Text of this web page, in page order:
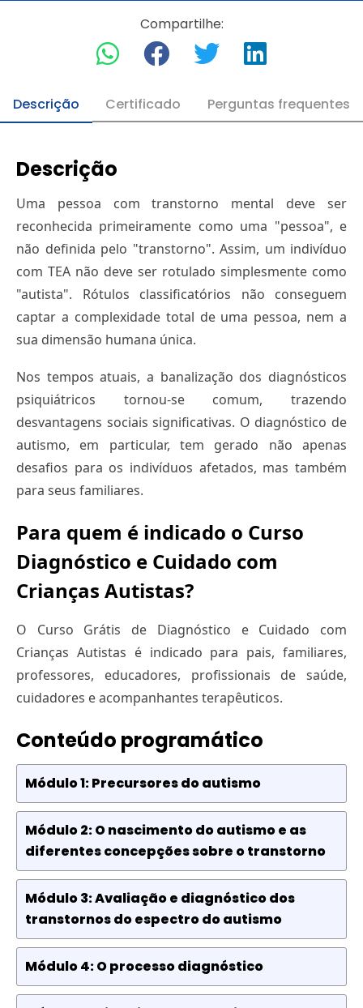
Compartilhe:
Descrição Certificado Perguntas frequentes
Descrição
Uma pessoa com transtorno mental deve ser
reconhecida primeiramente como uma "pessoa", e
não definida pelo "transtorno". Assim, um indivíduo
com TEA não deve ser rotulado simplesmente como
"autista". Rótulos classificatórios não conseguem
captar a complexidade total de uma pessoa, nem a
sua dimensão humana única.
Nos tempos atuais, a banalização dos diagnósticos
psiquiátricos tornou-se comum, trazendo
desvantagens sociais significativas. O diagnóstico de
autismo, em particular, tem gerado não apenas
desafios para os indivíduos afetados, mas também
para seus familiares.
Para quem é indicado o Curso
Diagnóstico e Cuidado com
Crianças Autistas?
O Curso Grátis de Diagnóstico e Cuidado com
Crianças Autistas é indicado para pais, familiares,
professores, educadores, profissionais de saúde,
cuidadores e acompanhantes terapêuticos.
Conteúdo programático
Módulo 1: Precursores do autismo
Módulo 2: O nascimento do autismo e as
diferentes concepções sobre o transtorno
Módulo 3: Avaliação e diagnóstico dos
transtornos do espectro do autismo
Módulo 4: O processo diagnóstico